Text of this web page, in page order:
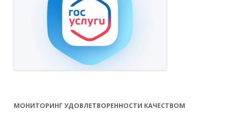
МОНИТОРИНГ УДОВЛЕТВОРЕННОСТИ КАЧЕСТВОМ